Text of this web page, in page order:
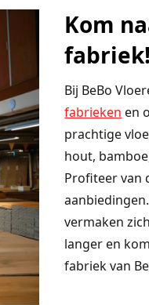
Kom
Bij BeBo
fabrieken en
prachtige
hout,
Profiteer van
vermaken
langer en
fabriek van